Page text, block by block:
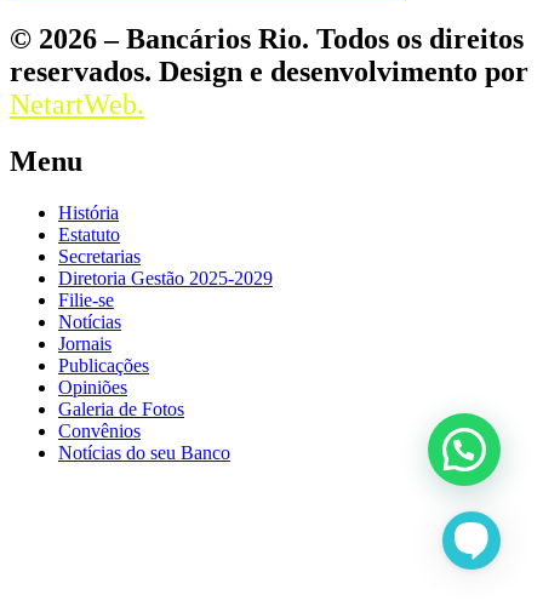
© 2026 – Bancários Rio. Todos os direitos
reservados. Design e desenvolvimento por
NetartWeb.
Menu
História
Estatuto
Secretarias
Diretoria Gestão 2025-2029
Filie-se
Notícias
Jornais
Publicações
Opiniões
Galeria de Fotos
Convênios
Notícias do seu Banco